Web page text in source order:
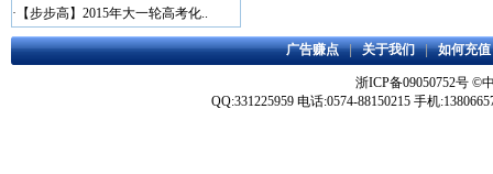
· 【步步高】2015年大一轮高考化..
广告赚点|关于我们|如何充值
浙ICP备09050752号 ©
QQ:331225959 电话:0574-88150215 手机